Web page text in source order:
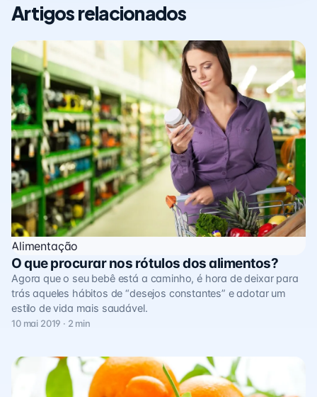
Artigos relacionados
Alimentação
O que procurar nos rótulos dos alimentos?
Agora que o seu bebê está a caminho, é hora de deixar para
trás aqueles hábitos de “desejos constantes” e adotar um
estilo de vida mais saudável.
10 mai 2019 · 2 min